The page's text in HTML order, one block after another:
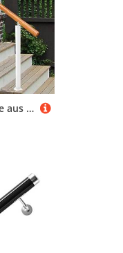
Verstellbare Außentreppe aus Holz, 1-3 Stufen, rutschfestes Sicherheitsgeländer mit Montageset für Beton/Holz/Ziegel, Bianco H: 85 cm, L: 120 cm